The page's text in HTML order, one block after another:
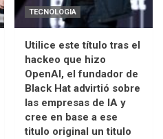
TECNOLOGIA
Utilice este título tras el
hackeo que hizo
OpenAI, el fundador de
Black Hat advirtió sobre
las empresas de IA y
cree en base a ese
titulo original un titulo